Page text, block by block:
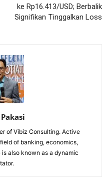
ke Rp16.413/USD; Berbalik
Signifikan Tinggalkan Loss
of Vibiz Consulting. Active
of banking, economics,
also known as a dynamic